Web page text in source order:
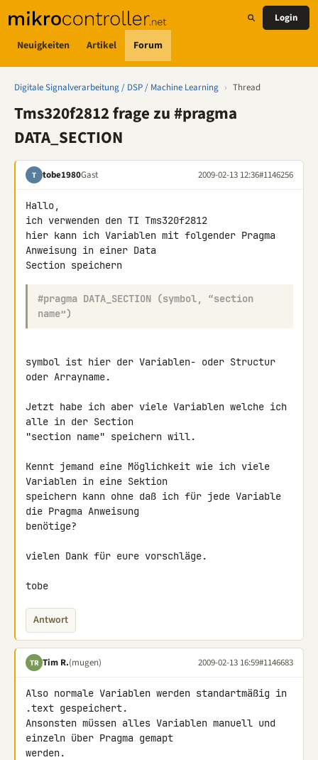
Neuigkeiten Artikel Forum
Login
Digitale Signalverarbeitung / DSP / Machine Learning › Thread
Tms320f2812 frage zu #pragma
DATA_SECTION
T tobe1980Gast 2009-02-13 12:36#1146256
Hallo,
ich verwenden den TI Tms320f2812
hier kann ich Variablen mit folgender Pragma
Anweisung in einer Data
#pragma DATA_SECTION (symbol, “section
name”)
symbol ist hier der Variablen- oder Structur
oder Arrayname.
Jetzt habe ich aber viele Variablen welche ich
alle in der Section
"section name" speichern will.
Kennt jemand eine Möglichkeit wie ich viele
Variablen in eine Sektion
speichern kann ohne daß ich für jede Variable
die Pragma Anweisung
benötige?
vielen Dank für eure vorschläge.
tobe
Antwort
TR Tim R.(mugen) 2009-02-13 16:59#1146683
Also normale Variablen werden standartmäßig in
.text gespeichert.
Ansonsten müssen alles Variablen manuell und
einzeln über Pragma gemapt
werden.